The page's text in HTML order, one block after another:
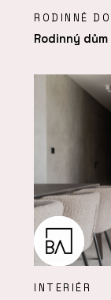
RODINNÉ
Rodinný
INTERIÉR